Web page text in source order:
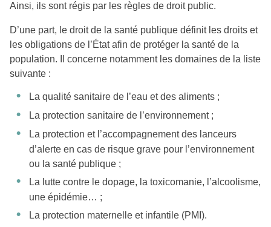
Ainsi, ils sont régis par les règles de droit public.
D’une part, le droit de la santé publique définit les droits et
les obligations de l’État afin de protéger la santé de la
population. Il concerne notamment les domaines de la liste
suivante :
La qualité sanitaire de l’eau et des aliments ;
La protection sanitaire de l’environnement ;
La protection et l’accompagnement des lanceurs
d’alerte en cas de risque grave pour l’environnement
ou la santé publique ;
La lutte contre le dopage, la toxicomanie, l’alcoolisme,
une épidémie… ;
La protection maternelle et infantile (PMI).